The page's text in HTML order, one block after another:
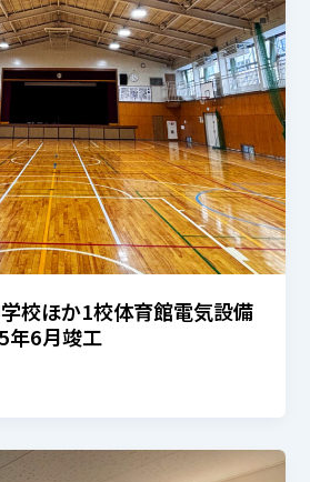
校ほか1校体育館電気設備
6月竣工